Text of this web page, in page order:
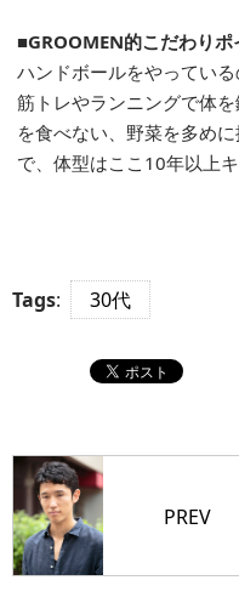
■GROOMEN的こだわりポ
ハンドボールをやってい
筋トレやランニングで体
を食べない、野菜を多め
で、体型はここ10年以上
Tags: 30代
PREV